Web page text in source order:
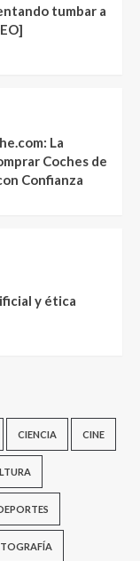
tumbar a
La
Coches de
Confianza
y ética
CIENCIA CINE